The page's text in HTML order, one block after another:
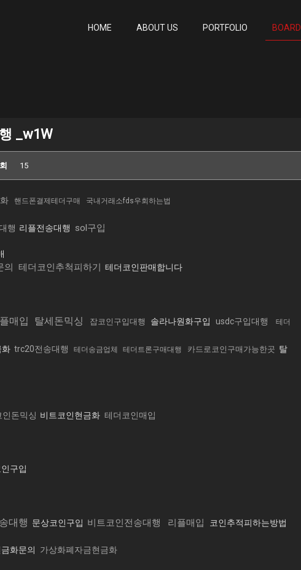
HOME ABOUT US PORTFOLIO BOARD
_w1W
15
핸드폰결제테더구매
국내거래소fds우회하는법
행 리플전송대행 sol구입
의 테더코인추척피하기 테더코인판매합니다
매입 탈세돈믹싱 잡코인구입대행 솔라나원화구입 usdc구입대행
테더
화 trc20전송대행 테더송금업체 테더트론구매대행 카드로코인구매가능한곳 탈
인돈믹싱 비트코인현금화 테더코인매입
구입
대행 문상코인구입 비트코인전송대행 리플매입 코인추적피하는방법
화문의
가상화폐자금현금화